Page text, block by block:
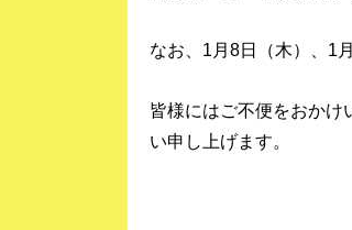
なお、1月8日（木）、1
皆様にはご不便をおかけ
い申し上げます。